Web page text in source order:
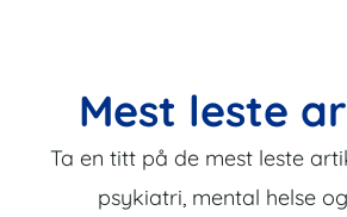
Mest leste
Ta en titt på de mest leste
psykiatri, mental helse